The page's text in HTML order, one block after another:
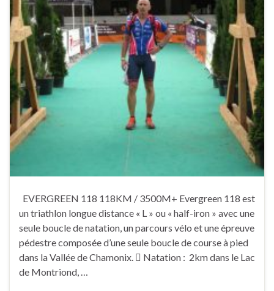
EVERGREEN 118 118KM / 3500M+ Evergreen 118 est
un triathlon longue distance « L » ou « half-iron » avec une
seule boucle de natation, un parcours vélo et une épreuve
pédestre composée d’une seule boucle de course à pied
dans la Vallée de Chamonix.  Natation : 2km dans le Lac
de Montriond, …